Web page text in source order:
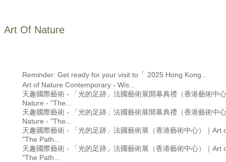
Art Of Nature
Reminder: Get ready for your visit to「 2025 Hong Kong...
Art of Nature Contemporary - Wis...
天趣國際藝術 - 「光的足跡」法國藝術展開幕典禮（香港藝術中
Nature - "The...
天趣國際藝術 - 「光的足跡」法國藝術展開幕典禮（香港藝術中
Nature - "The...
天趣國際藝術 - 「光的足跡」法國藝術展（香港藝術中心）｜Art
"The Path...
天趣國際藝術 - 「光的足跡」法國藝術展（香港藝術中心）｜Art
"The Path...